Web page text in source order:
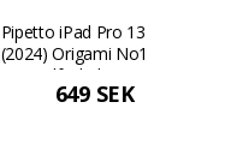
Pipetto iPad Pro 13
(2024) Origami No1
Originalfodral - Svart
649 SEK